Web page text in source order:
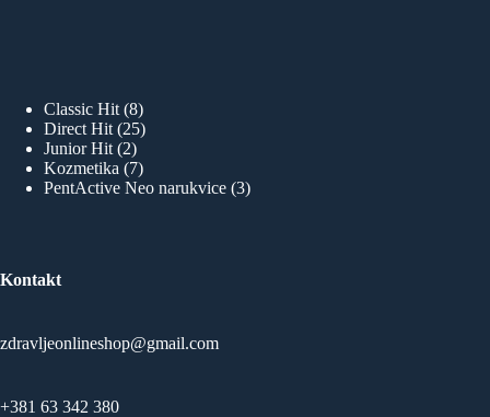
Classic Hit 88
proizvoda
Direct Hit 2525
Junior Hit 22
proizvoda
Kozmetika 77
proizvoda
PentActive Neo narukvice 33
Kontakt
zdravljeonlineshop@gmail.com
+381 63 342 380